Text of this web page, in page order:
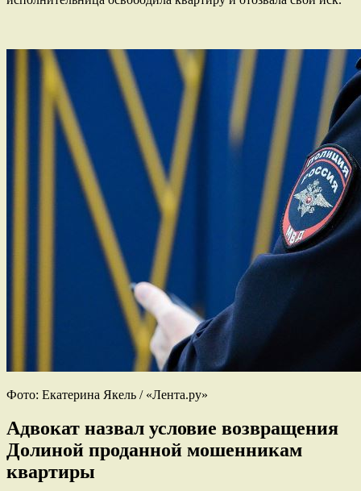
Фото: Екатерина Якель / «Лента.ру»
Адвокат назвал условие возвращения
Долиной проданной мошенникам
квартиры